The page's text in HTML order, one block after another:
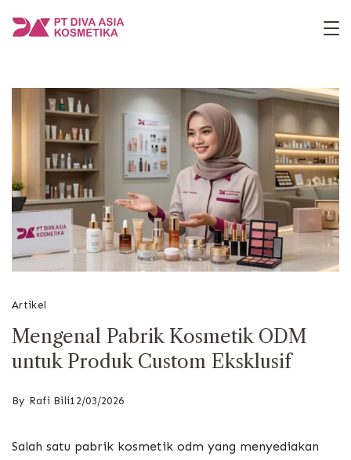
Asia
Kosmetika
Artikel
Mengenal Pabrik Kosmetik ODM
untuk Produk Custom Eksklusif
By Rafi Bili12/03/2026
Salah satu pabrik kosmetik odm yang menyediakan